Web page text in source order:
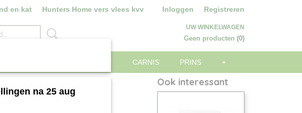
en kat Hunters Home vers vlees kvv Inloggen Registreren
UW WINKELWAGEN
Geen producten (0)
HOUDBARE WORST CARNIS PRINS +
Ook interessant
na 25 aug